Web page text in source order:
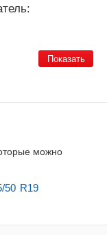
можно
50 R19